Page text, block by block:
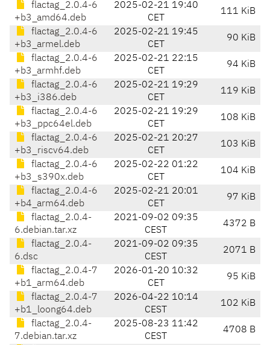
flactag_2.0.4-6
+b3_amd64.deb
2025-02-21 19:40
CET
111 KiB
flactag_2.0.4-6
+b3_armel.deb
2025-02-21 19:45
CET
90 KiB
flactag_2.0.4-6
+b3_armhf.deb
2025-02-21 22:15
CET
94 KiB
flactag_2.0.4-6
+b3_i386.deb
2025-02-21 19:29
CET
119 KiB
flactag_2.0.4-6
+b3_ppc64el.deb
2025-02-21 19:29
CET
108 KiB
flactag_2.0.4-6
+b3_riscv64.deb
2025-02-21 20:27
CET
103 KiB
flactag_2.0.4-6
+b3_s390x.deb
2025-02-22 01:22
CET
104 KiB
flactag_2.0.4-6
+b4_arm64.deb
2025-02-21 20:01
CET
97 KiB
flactag_2.0.4-
6.debian.tar.xz
2021-09-02 09:35
CEST
4372 B
flactag_2.0.4-
6.dsc
2021-09-02 09:35
CEST
2071 B
flactag_2.0.4-7
+b1_arm64.deb
2026-01-20 10:32
CET
95 KiB
flactag_2.0.4-7
+b1_loong64.deb
2026-04-22 10:14
CEST
102 KiB
flactag_2.0.4-
7.debian.tar.xz
2025-08-23 11:42
CEST
4708 B